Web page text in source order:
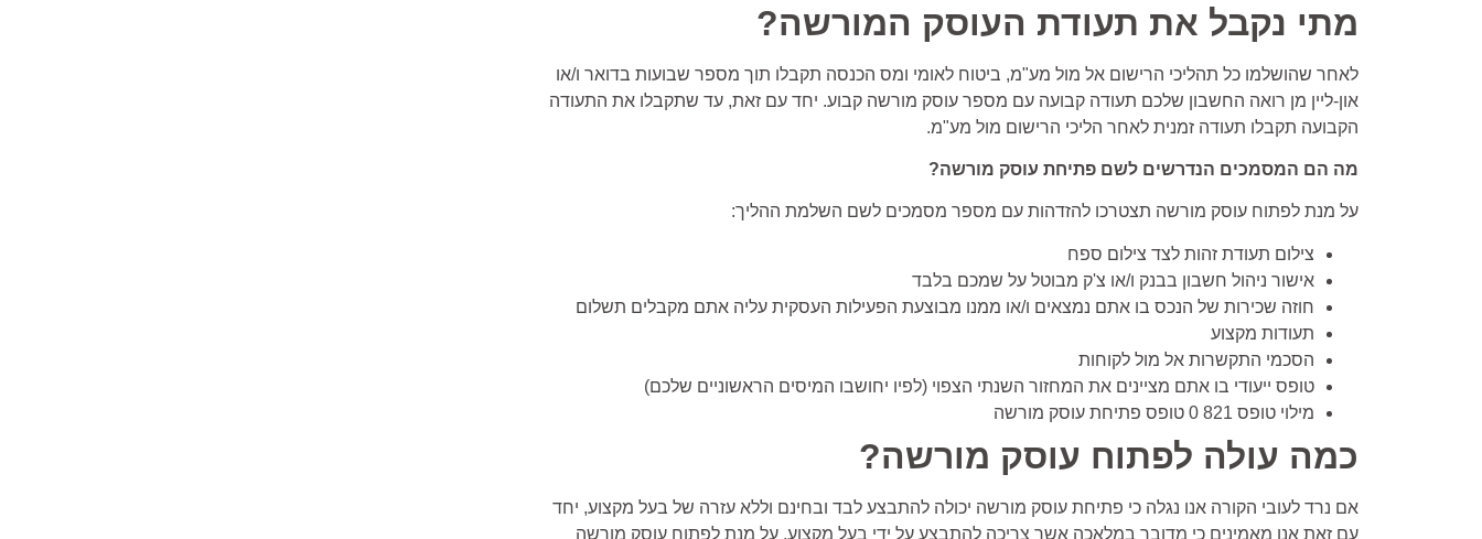
מתי נקבל את תעודת העוסק המורשה?
לאחר שהושלמו כל תהליכי הרישום אל מול מע"מ, ביטוח לאומי ומס הכנסה תקבלו תוך מספר שבועות בדואר ו/או
און-ליין מן רואה החשבון שלכם תעודה קבועה עם מספר עוסק מורשה קבוע. יחד עם זאת, עד שתקבלו את התעודה
הקבועה תקבלו תעודה זמנית לאחר הליכי הרישום מול מע"מ.
מה הם המסמכים הנדרשים לשם פתיחת עוסק מורשה?
על מנת לפתוח עוסק מורשה תצטרכו להזדהות עם מספר מסמכים לשם השלמת ההליך:
צילום תעודת זהות לצד צילום ספח
אישור ניהול חשבון בבנק ו/או צ'ק מבוטל על שמכם בלבד
חוזה שכירות של הנכס בו אתם נמצאים ו/או ממנו מבוצעת הפעילות העסקית עליה אתם מקבלים תשלום
תעודות מקצוע
הסכמי התקשרות אל מול לקוחות
טופס ייעודי בו אתם מציינים את המחזור השנתי הצפוי (לפיו יחושבו המיסים הראשוניים שלכם)
מילוי טופס 821 0 טופס פתיחת עוסק מורשה
כמה עולה לפתוח עוסק מורשה?
אם נרד לעובי הקורה אנו נגלה כי פתיחת עוסק מורשה יכולה להתבצע לבד ובחינם וללא עזרה של בעל מקצוע, יחד
עם זאת אנו מאמינים כי מדובר במלאכה אשר צריכה להתבצע על ידי בעל מקצוע. על מנת לפתוח עוסק מורשה